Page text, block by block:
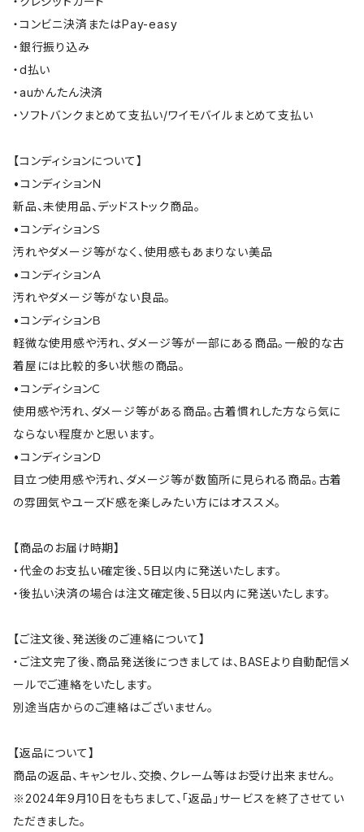
・コンビニ決済またはPay-easy
・銀行振り込み
・d払い
・auかんたん決済
・ソフトバンクまとめて支払い/ワイモバイルまとめて支払い
【コンディションについて】
•コンディションＮ
新品、未使用品、デッドストック商品。
•コンディションＳ
汚れやダメージ等がなく、使用感もあまりない美品
•コンディションＡ
汚れやダメージ等がない良品。
•コンディションＢ
軽微な使用感や汚れ、ダメージ等が一部にある商品。一般的な古
着屋には比較的多い状態の商品。
•コンディションＣ
使用感や汚れ、ダメージ等がある商品。古着慣れした方なら気に
ならない程度かと思います。
•コンディションＤ
目立つ使用感や汚れ、ダメージ等が数箇所に見られる商品。古着
の雰囲気やユーズド感を楽しみたい方にはオススメ。
【商品のお届け時期】
・代金のお支払い確定後、5日以内に発送いたします。
・後払い決済の場合は注文確定後、5日以内に発送いたします。
【ご注文後、発送後のご連絡について】
・ご注文完了後、商品発送後につきましては、BASEより自動配信メ
ールでご連絡をいたします。
別途当店からのご連絡はございません。
【返品について】
商品の返品、キャンセル、交換、クレーム等はお受け出来ません。
※2024年9月10日をもちまして、「返品」サービスを終了させてい
ただきました。